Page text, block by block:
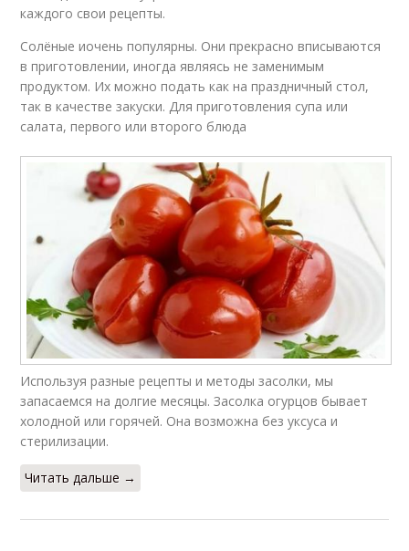
каждого свои рецепты.
Солёные иочень популярны. Они прекрасно вписываются
в приготовлении, иногда являясь не заменимым
продуктом. Их можно подать как на праздничный стол,
так в качестве закуски. Для приготовления супа или
салата, первого или второго блюда
Используя разные рецепты и методы засолки, мы
запасаемся на долгие месяцы. Засолка огурцов бывает
холодной или горячей. Она возможна без уксуса и
стерилизации.
Читать дальше →